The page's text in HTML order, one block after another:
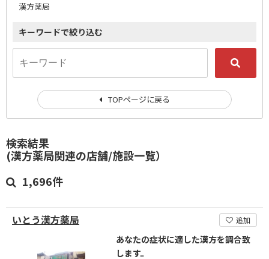
検索結果
(漢方薬局関連の店舗/施設一覧）
1,696件
いとう漢方薬局 追加
あなたの症状に適した漢方を調合致
します。
漢方薬局
キーワードで絞り込む
TOPページに戻る